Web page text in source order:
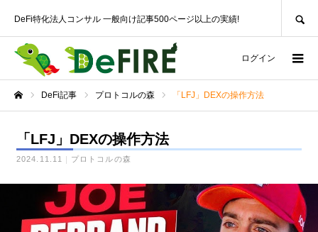
DeFi特化法人コンサル 一般向け記事500ページ以上の実績!
ログイン
DeFi記事 プロトコルの森 「LFJ」DEXの操作方法
「LFJ」DEXの操作方法
2024.11.11 プロトコルの森